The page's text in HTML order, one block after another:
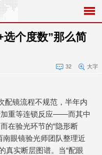
个度数”那么简
32 大字
配镜流程不规范，半年内
加重等连锁反应——而其中
在验光环节的“隐形断
南眼镜验光师团队整理近
真实断层图谱。当“配眼